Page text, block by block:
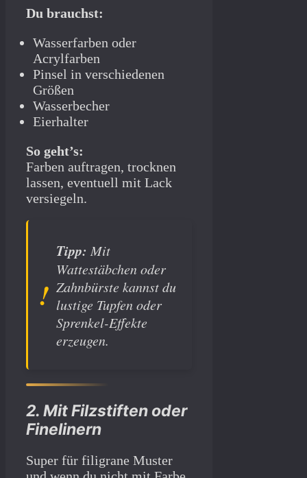
Du brauchst:
Wasserfarben oder
Acrylfarben
Pinsel in verschiedenen
Größen
Wasserbecher
Eierhalter
So geht’s:
Farben auftragen, trocknen
lassen, eventuell mit Lack
versiegeln.
Tipp: Mit
Wattestäbchen oder
Zahnbürste kannst du
lustige Tupfen oder
Sprenkel-Effekte
erzeugen.
2. Mit Filzstiften oder
Finelinern
Super für filigrane Muster